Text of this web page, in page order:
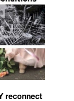
reconnect